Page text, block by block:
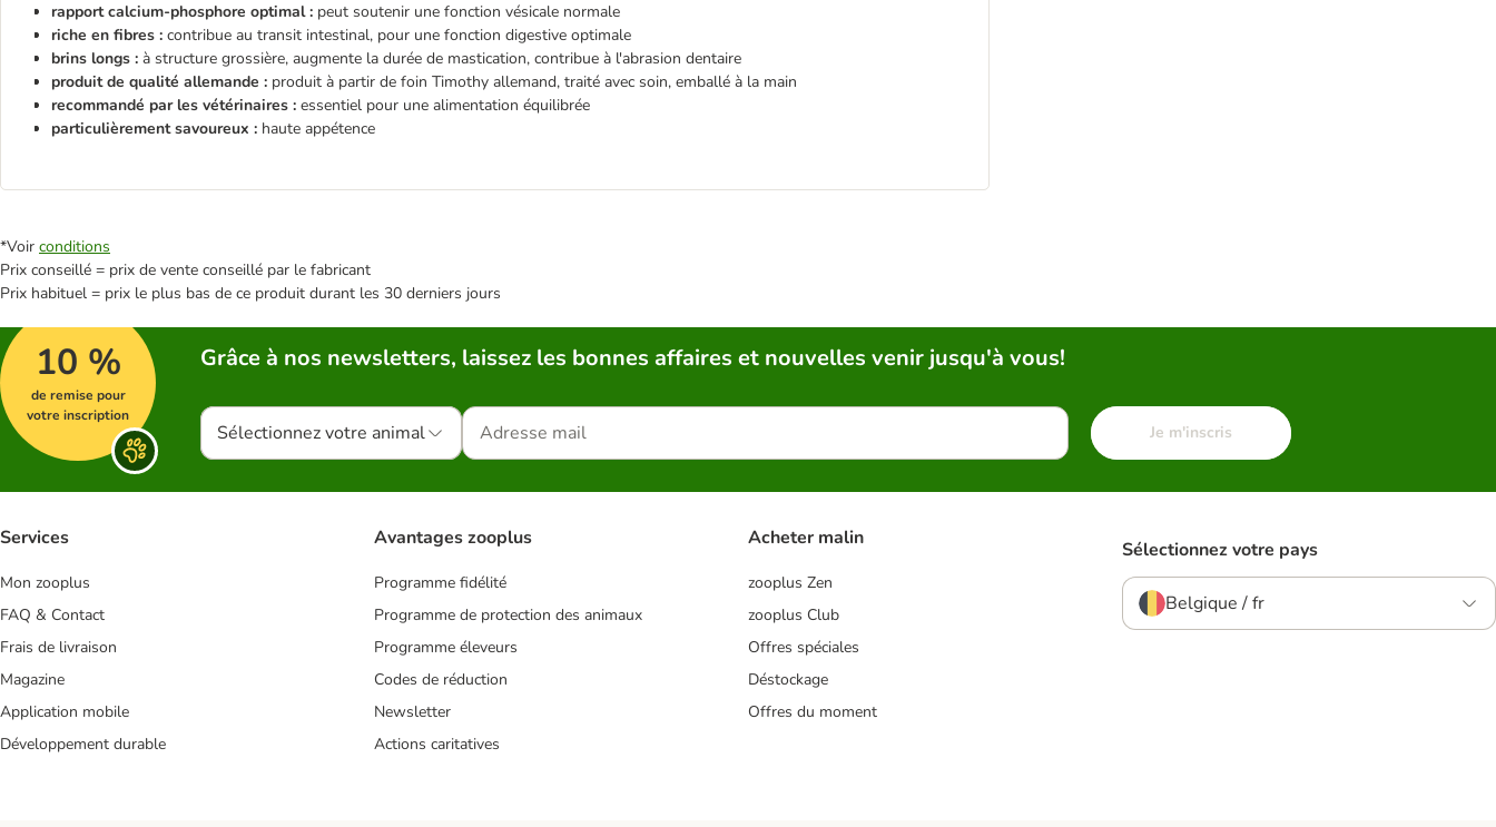
rapport calcium-phosphore optimal : peut soutenir une fonction vésicale normale
riche en fibres : contribue au transit intestinal, pour une fonction digestive optimale
brins longs : à structure grossière, augmente la durée de mastication, contribue à l'abrasion dentaire
produit de qualité allemande : produit à partir de foin Timothy allemand, traité avec soin, emballé à la main
recommandé par les vétérinaires : essentiel pour une alimentation équilibrée
particulièrement savoureux : haute appétence
*Voir conditions
Prix conseillé = prix de vente conseillé par le fabricant
Prix habituel = prix le plus bas de ce produit durant les 30 derniers jours
10 %
de remise pour
votre inscription
Grâce à nos newsletters, laissez les bonnes affaires et nouvelles venir jusqu'à vous!
Sélectionnez votre animal Je m'inscris
Services
Mon zooplus
FAQ & Contact
Frais de livraison
Magazine
Application mobile
Développement durable
Avantages zooplus
Programme fidélité
Programme de protection des animaux
Programme éleveurs
Codes de réduction
Newsletter
Actions caritatives
Acheter malin
zooplus Zen
zooplus Club
Offres spéciales
Déstockage
Offres du moment
Sélectionnez votre pays
Belgique / fr